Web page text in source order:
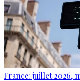
France: juillet 2026,